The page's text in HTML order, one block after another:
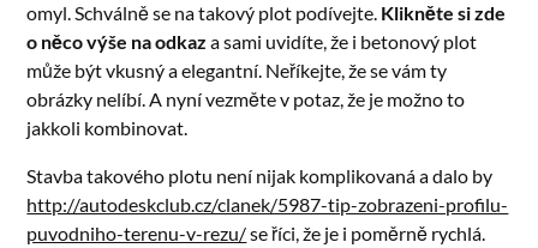
omyl. Schválně se na takový plot podívejte. Klikněte si zde
o něco výše na odkaz a sami uvidíte, že i betonový plot
může být vkusný a elegantní. Neříkejte, že se vám ty
obrázky nelíbí. A nyní vezměte v potaz, že je možno to
jakkoli kombinovat.
Stavba takového plotu není nijak komplikovaná a dalo by
http://autodeskclub.cz/clanek/5987-tip-zobrazeni-profilu-
puvodniho-terenu-v-rezu/se říci, že je i poměrně rychlá.